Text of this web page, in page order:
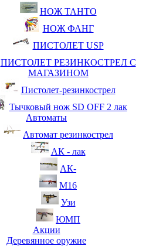
НОЖ ТАНТО
НОЖ ФАНГ
ПИСТОЛЕТ USP
ПИСТОЛЕТ РЕЗИНКОСТРЕЛ С
МАГАЗИНОМ
Пистолет-резинкострел
Тычковый нож SD OFF 2 лак
Автоматы
Автомат резинкострел
АК - лак
АК-
М16
Узи
ЮМП
Акции
Деревянное оружие